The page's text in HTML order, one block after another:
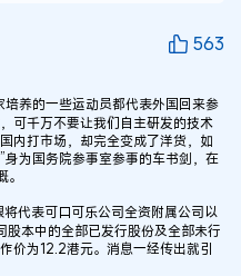
563
养的一些运动员都代表外国回来参
可千万不要让我们自主研发的技术
内打市场，却完全变成了洋货，如
为国务院参事室参事的车书剑，在
表可口可乐公司全资附属公司以
本中的全部已发行股份及全部未行
价为12.2港元。消息一经传出就引